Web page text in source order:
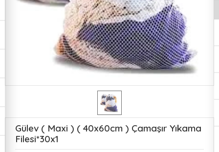
Gülev ( Maxi ) ( 40x60cm ) Çamaşır Yıkama
Filesi*30x1